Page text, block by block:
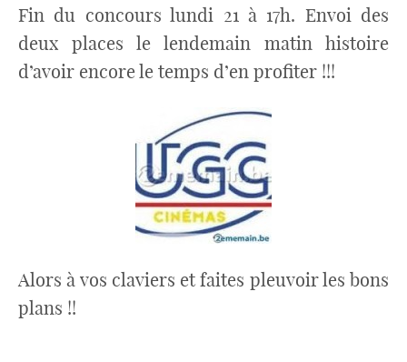
Fin du concours lundi 21 à 17h. Envoi des
deux places le lendemain matin histoire
d’avoir encore le temps d’en profiter !!!
Alors à vos claviers et faites pleuvoir les bons
plans !!